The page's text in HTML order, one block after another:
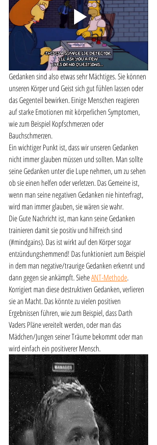
Gedanken sind also etwas sehr Mächtiges. Sie können
unseren Körper und Geist sich gut fühlen lassen oder
das Gegenteil bewirken. Einige Menschen reagieren
auf starke Emotionen mit körperlichen Symptomen,
wie zum Beispiel Kopfschmerzen oder
Bauchschmerzen.
Ein wichtiger Punkt ist, dass wir unseren Gedanken
nicht immer glauben müssen und sollten. Man sollte
seine Gedanken unter die Lupe nehmen, um zu sehen
ob sie einen helfen oder verletzen. Das Gemeine ist,
wenn man seine negativen Gedanken nie hinterfragt,
wird man immer glauben, sie wären sie wahr.
Die Gute Nachricht ist, man kann seine Gedanken
trainieren damit sie positiv und hilfreich sind
(#mindgains). Das ist wirkt auf den Körper sogar
entzündungshemmend! Das funktioniert zum Beispiel
in dem man negative/traurige Gedanken erkennt und
dann gegen sie ankämpft. Siehe ANT-Methode.
Korrigiert man diese destruktiven Gedanken, verlieren
sie an Macht. Das könnte zu vielen positiven
Ergebnissen führen, wie zum Beispiel, dass Darth
Vaders Pläne vereitelt werden, oder man das
Mädchen/Jungen seiner Träume bekommt oder man
wird einfach ein positiverer Mensch.